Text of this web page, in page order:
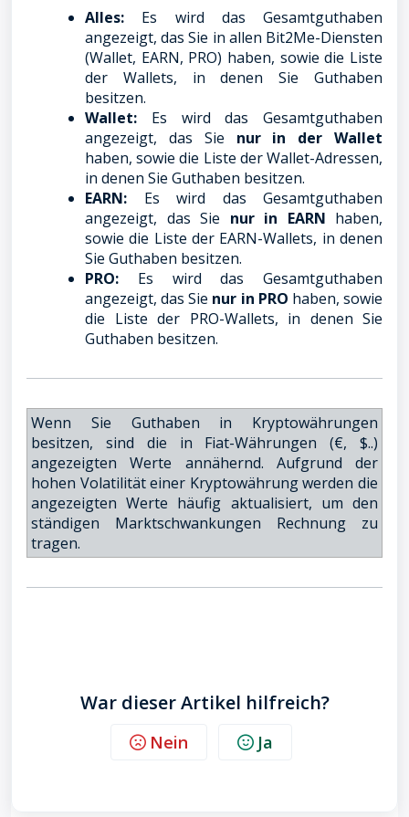
Alles: Es wird das Gesamtguthaben
angezeigt, das Sie in allen Bit2Me-Diensten
(Wallet, EARN, PRO) haben, sowie die Liste
der Wallets, in denen Sie Guthaben
besitzen.
Wallet: Es wird das Gesamtguthaben
angezeigt, das Sie nur in der Wallet
haben, sowie die Liste der Wallet-Adressen,
in denen Sie Guthaben besitzen.
EARN: Es wird das Gesamtguthaben
angezeigt, das Sie nur in EARN haben,
sowie die Liste der EARN-Wallets, in denen
Sie Guthaben besitzen.
PRO: Es wird das Gesamtguthaben
angezeigt, das Sie nur in PRO haben, sowie
die Liste der PRO-Wallets, in denen Sie
Guthaben besitzen.
Wenn Sie Guthaben in Kryptowährungen
besitzen, sind die in Fiat-Währungen (€, $..)
angezeigten Werte annähernd. Aufgrund der
hohen Volatilität einer Kryptowährung werden die
angezeigten Werte häufig aktualisiert, um den
ständigen Marktschwankungen Rechnung zu
tragen.
War dieser Artikel hilfreich?
Nein Ja